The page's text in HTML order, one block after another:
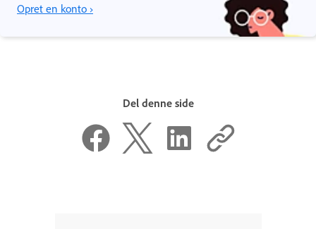
Opret en konto ›
Del denne side